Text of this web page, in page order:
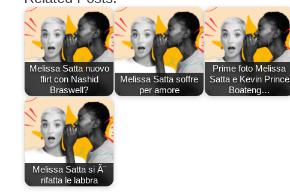
Melissa Satta nuovo
flirt con Nashid
Braswell?
Melissa Satta soffre
per amore
Prime foto Melissa
Satta e Kevin Prince
Boateng…
Melissa Satta si Ã¨
rifatta le labbra